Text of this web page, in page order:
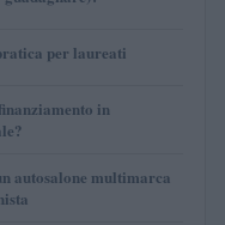
per laureati
in
autosalone multimarca